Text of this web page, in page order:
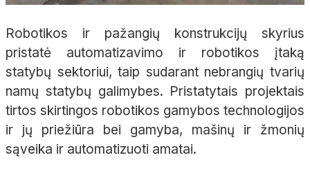
Robotikos ir pažangių konstrukcijų skyrius
pristatė automatizavimo ir robotikos įtaką
statybų sektoriui, taip sudarant nebrangių tvarių
namų statybų galimybes. Pristatytais projektais
tirtos skirtingos robotikos gamybos technologijos
ir jų priežiūra bei gamyba, mašinų ir žmonių
sąveika ir automatizuoti amatai.